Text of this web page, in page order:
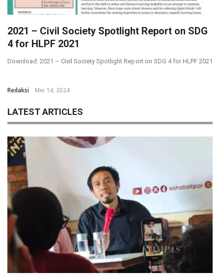
2021 – Civil Society Spotlight Report on SDG
4 for HLPF 2021
Download: 2021 – Civil Society Spotlight Report on SDG 4 for HLPF 2021
Redaksi Mei 14, 2024
LATEST ARTICLES